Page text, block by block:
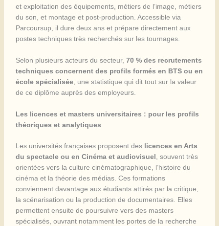
et exploitation des équipements, métiers de l’image, métiers
du son, et montage et post-production. Accessible via
Parcoursup, il dure deux ans et prépare directement aux
postes techniques très recherchés sur les tournages.
Selon plusieurs acteurs du secteur, 70 % des recrutements
techniques concernent des profils formés en BTS ou en
école spécialisée, une statistique qui dit tout sur la valeur
de ce diplôme auprès des employeurs.
Les licences et masters universitaires : pour les profils
théoriques et analytiques
Les universités françaises proposent des licences en Arts
du spectacle ou en Cinéma et audiovisuel, souvent très
orientées vers la culture cinématographique, l’histoire du
cinéma et la théorie des médias. Ces formations
conviennent davantage aux étudiants attirés par la critique,
la scénarisation ou la production de documentaires. Elles
permettent ensuite de poursuivre vers des masters
spécialisés, ouvrant notamment les portes de la recherche